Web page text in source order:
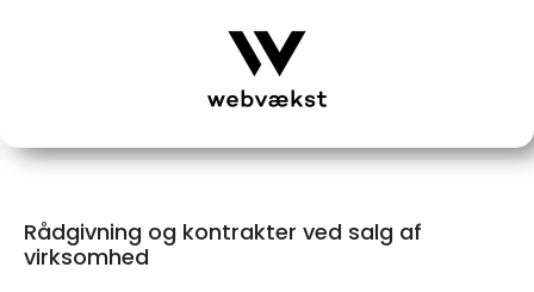
Rådgivning og kontrakter ved salg af
virksomhed